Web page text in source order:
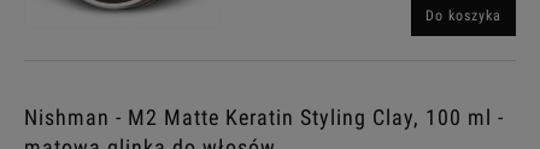
Do koszyka
Nishman - M2 Matte Keratin Styling Clay, 100 ml -